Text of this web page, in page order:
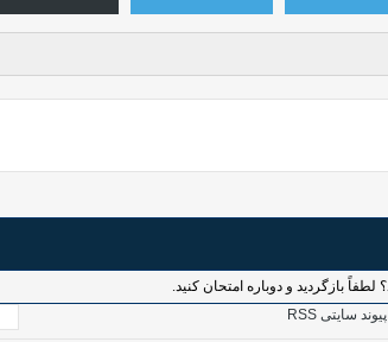
پیوند سایتی RSS